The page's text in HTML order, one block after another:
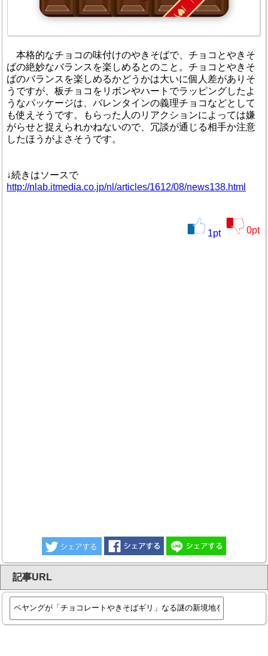
本格的なチョコの味付けのやきそばで、チョコとやきそ
ばの絶妙なバランスを楽しめるとのこと。チョコとやきそ
ばのバランスを楽しめるかどうかは大いに個人差がありそ
うですが、板チョコをリボンやハートでラッピングしたよ
うなパッケージは、バレンタインの義理チョコなどとして
も使えそうです。もらった人のリアクションによっては嫌
がらせと捉えられかねないので、冗談が通じる相手か注意
したほうがよさそうです。
↓続きはソースで
http://nlab.itmedia.co.jp/nl/articles/1612/08/news138.html
1pt 0pt
記事URL